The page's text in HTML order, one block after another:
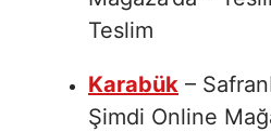
Teslim
Karabük –
Şimdi Online